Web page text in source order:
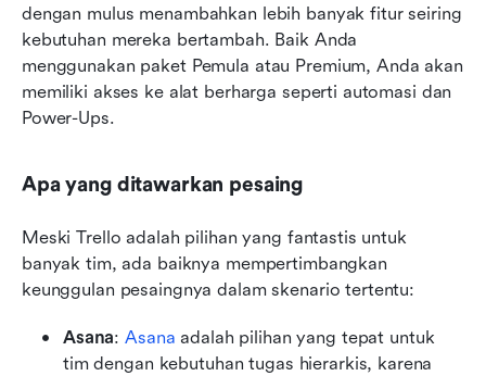
dengan mulus menambahkan lebih banyak fitur seiring
kebutuhan mereka bertambah. Baik Anda
menggunakan paket Pemula atau Premium, Anda akan
memiliki akses ke alat berharga seperti automasi dan
Power-Ups.
Apa yang ditawarkan pesaing
Meski Trello adalah pilihan yang fantastis untuk
banyak tim, ada baiknya mempertimbangkan
keunggulan pesaingnya dalam skenario tertentu:
Asana: Asana adalah pilihan yang tepat untuk
tim dengan kebutuhan tugas hierarkis, karena